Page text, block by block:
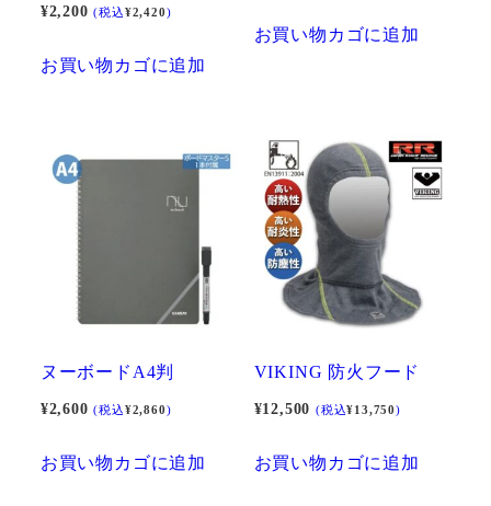
ョ
あ
り
ま
プ
シ
ン
は
¥2,200 (税込¥2,420)
お買い物カゴに追加
お買い物カゴに追加
ヌーボードA4判
¥2,600 (税込¥2,860)
お買い物カゴに追加
VIKING 防火フード
¥12,500 (税込¥13,750)
お買い物カゴに追加